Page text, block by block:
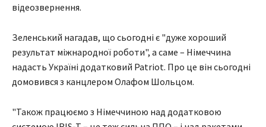
відеозвернення.
Зеленський нагадав, що сьогодні є "дуже хороший
результат міжнародної роботи", а саме – Німеччина
надасть Україні додатковий Patriot. Про це він сьогодні
домовився з канцлером Олафом Шольцом.
"Також працюємо з Німеччиною над додатковою